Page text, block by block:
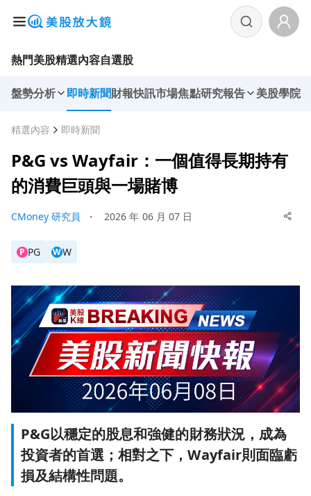
熱門美股精選內容自選股
盤勢分析 即時新聞財報快訊市場焦點研究報告 美股學院
精選內容 即時新聞
P&G vs Wayfair：一個值得長期持有
的消費巨頭與一場賭博
CMoney 研究員 ・ 2026 年 06 月 07 日
P PG WW
P&G以穩定的股息和強健的財務狀況，成為
投資者的首選；相對之下，Wayfair則面臨虧
損及結構性問題。